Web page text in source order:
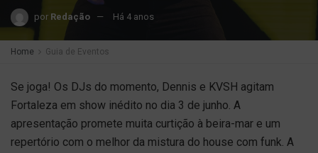
por Redação Há 4 anos
Home Guia de Eventos
Se joga! Os DJs do momento, Dennis e KVSH agitam
Fortaleza em show inédito no dia 3 de junho. A
apresentação promete muita curtição à beira-mar e um
repertório com o melhor da mistura do house com funk. A